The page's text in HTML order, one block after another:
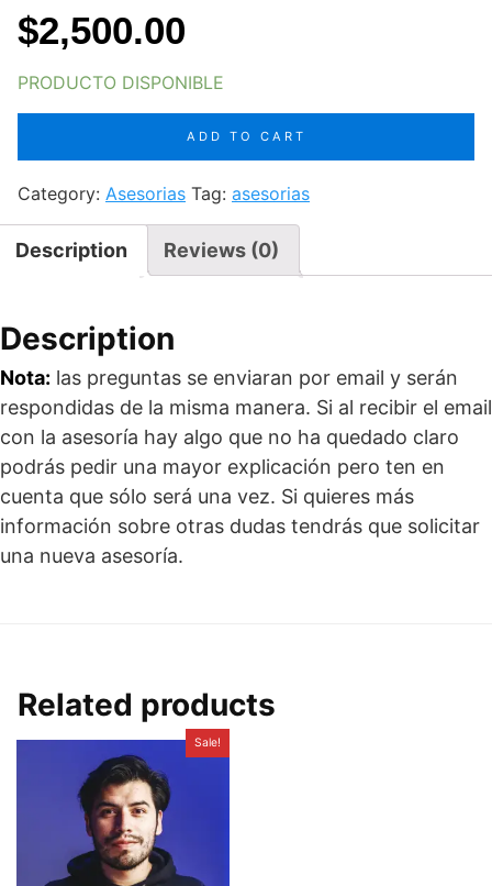
$2,500.00
PRODUCTO DISPONIBLE
ADD TO CART
Category: Asesorias Tag: asesorias
Description Reviews (0)
Description
Nota: las preguntas se enviaran por email y serán
respondidas de la misma manera. Si al recibir el email
con la asesoría hay algo que no ha quedado claro
podrás pedir una mayor explicación pero ten en
cuenta que sólo será una vez. Si quieres más
información sobre otras dudas tendrás que solicitar
una nueva asesoría.
Related products
Sale!